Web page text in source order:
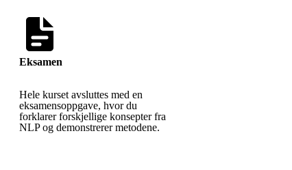
Eksamen
Hele kurset avsluttes med en
eksamensoppgave, hvor du
forklarer forskjellige konsepter fra
NLP og demonstrerer metodene.